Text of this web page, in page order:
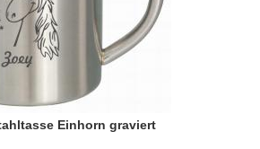
Einhorn graviert